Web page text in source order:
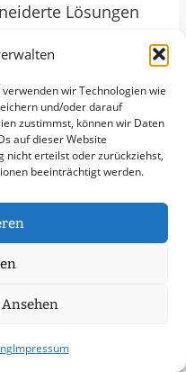
wir Technologien wie
und/oder darauf
zustimmst, können wir Daten
auf dieser Website
nicht erteilst oder zurückziehst,
beeinträchtigt werden.
Impressum
Lösungen
sind. Von
zu großen
sorgen dafür,
effizient
Technologien
in Kerpen